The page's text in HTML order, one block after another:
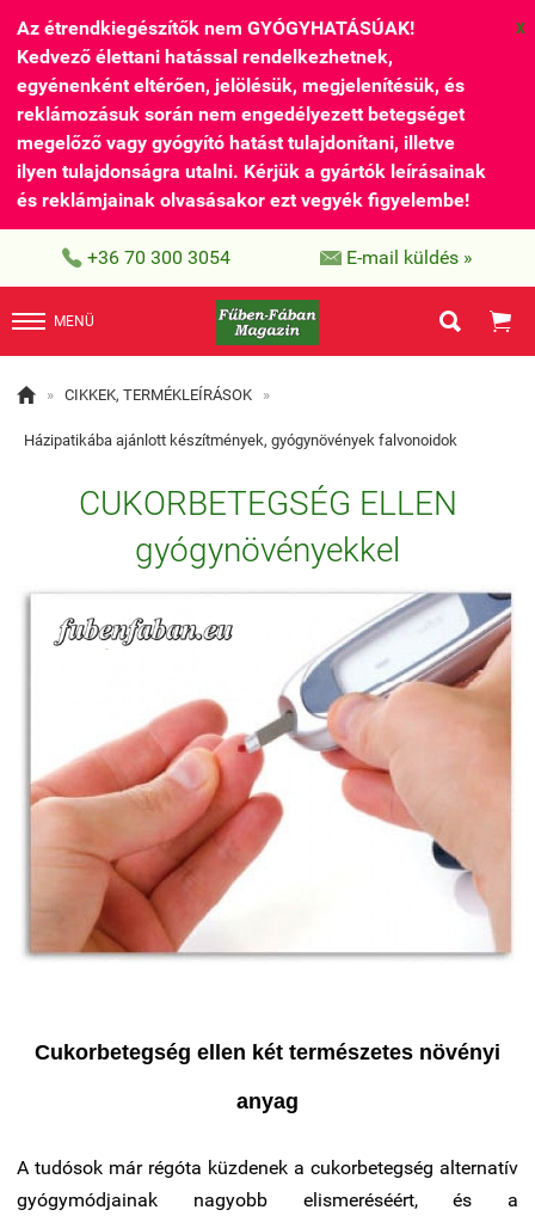
Az étrendkiegészítők nem GYÓGYHATÁSÚAK!
Kedvező élettani hatással rendelkezhetnek,
egyénenként eltérően, jelölésük, megjelenítésük, és
reklámozásuk során nem engedélyezett betegséget
megelőző vagy gyógyító hatást tulajdonítani, illetve
ilyen tulajdonságra utalni. Kérjük a gyártók leírásainak
és reklámjainak olvasásakor ezt vegyék figyelembe!
X
 +36 70 300 3054  E-mail küldés »
MENÜ  
 » CIKKEK, TERMÉKLEÍRÁSOK »
Házipatikába ajánlott készítmények, gyógynövények falvonoidok
CUKORBETEGSÉG ELLEN
gyógynövényekkel
Cukorbetegség ellen két természetes növényi
anyag
A tudósok már régóta küzdenek a cukorbetegség alternatív
gyógymódjainak nagyobb elismeréséért, és a